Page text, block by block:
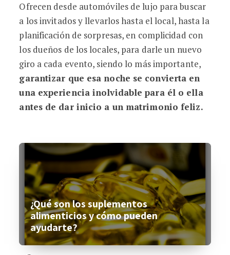
Ofrecen desde automóviles de lujo para buscar
a los invitados y llevarlos hasta el local, hasta la
planificación de sorpresas, en complicidad con
los dueños de los locales, para darle un nuevo
giro a cada evento, siendo lo más importante,
garantizar que esa noche se convierta en
una experiencia inolvidable para él o ella
antes de dar inicio a un matrimonio feliz.
¿Qué son los suplementos
alimenticios y cómo pueden
ayudarte?